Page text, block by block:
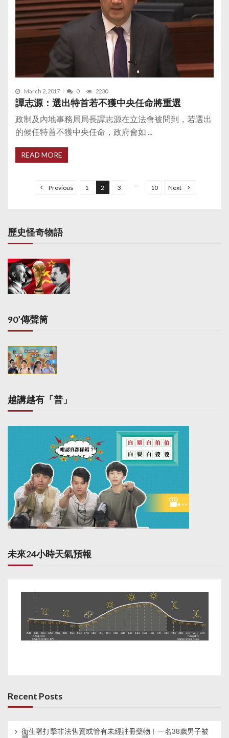
March 2, 2017 0 2230
譚志源：選出特首若不獲中央任命將重選
政制及內地事務局局長譚志源在立法會被問到，若選出
的候任特首不獲中央任命，政府會如 ...
READ MORE
s
p
a
g
i
a
t
i
o
n
Previous 1 2 3 10 Next
歷史怪奇物語
90’傳聲筒
越講越有「普」
未來24小時天氣預報
Recent Posts
衞生署打擊非法售賣或管有未經註冊藥物︱一名38歲男子被